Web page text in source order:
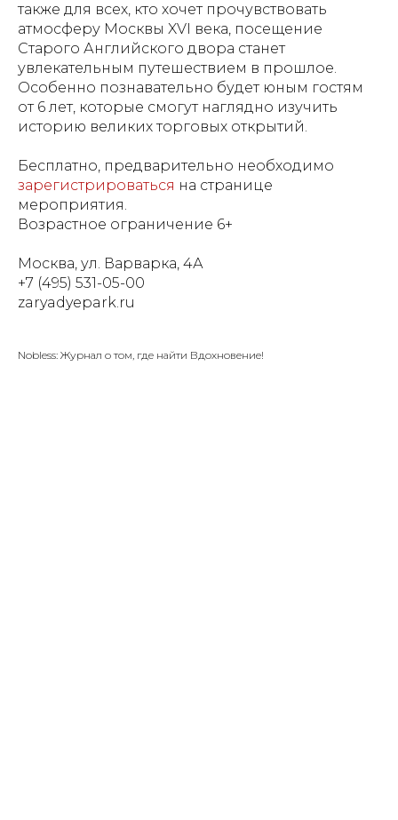
также для всех, кто хочет прочувствовать
атмосферу Москвы XVI века, посещение
Старого Английского двора станет
увлекательным путешествием в прошлое.
Особенно познавательно будет юным гостям
от 6 лет, которые смогут наглядно изучить
историю великих торговых открытий.
Бесплатно, предварительно необходимо
зарегистрироваться на странице
мероприятия.
Возрастное ограничение 6+
Москва, ул. Варварка, 4А
+7 (495) 531-05-00
zaryadyepark.ru
Nobless: Журнал о том, где найти Вдохновение!